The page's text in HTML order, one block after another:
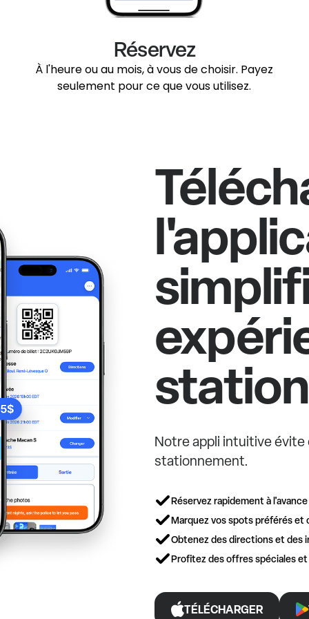
Réservez
À l'heure ou au mois, à vous de choisir. Payez
seulement pour ce que vous utilisez.
Notre appli intuitive évite
stationnement.
Réservez rapidement à l'avance
Marquez vos spots préférés
Obtenez des directions et des
Profitez des offres spéciales
TÉLÉCHARGER